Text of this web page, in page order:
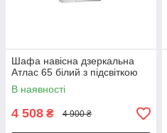
Шафа навісна дзеркальна
Атлас 65 білий з підсвіткою
В наявності
4 508 ₴ 4 900 ₴